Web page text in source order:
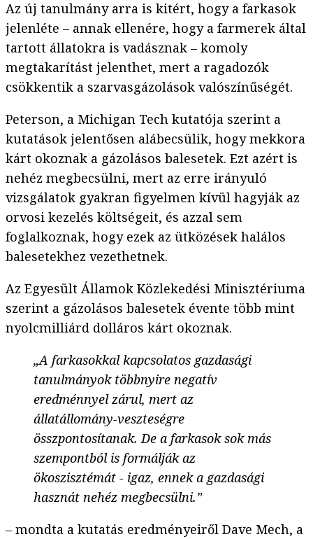
Az új tanulmány arra is kitért, hogy a farkasok
jelenléte – annak ellenére, hogy a farmerek által
tartott állatokra is vadásznak – komoly
megtakarítást jelenthet, mert a ragadozók
csökkentik a szarvasgázolások valószínűségét.
Peterson, a Michigan Tech kutatója szerint a
kutatások jelentősen alábecsülik, hogy mekkora
kárt okoznak a gázolásos balesetek. Ezt azért is
nehéz megbecsülni, mert az erre irányuló
vizsgálatok gyakran figyelmen kívül hagyják az
orvosi kezelés költségeit, és azzal sem
foglalkoznak, hogy ezek az ütközések halálos
balesetekhez vezethetnek.
Az Egyesült Államok Közlekedési Minisztériuma
szerint a gázolásos balesetek évente több mint
nyolcmilliárd dolláros kárt okoznak.
„A farkasokkal kapcsolatos gazdasági
tanulmányok többnyire negatív
eredménnyel zárul, mert az
állatállomány-veszteségre
összpontosítanak. De a farkasok sok más
szempontból is formálják az
ökoszisztémát - igaz, ennek a gazdasági
hasznát nehéz megbecsülni.”
– mondta a kutatás eredményeiről Dave Mech, a